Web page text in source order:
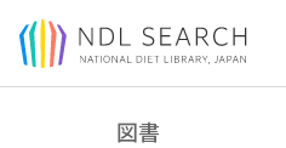
Jump to main content
図書